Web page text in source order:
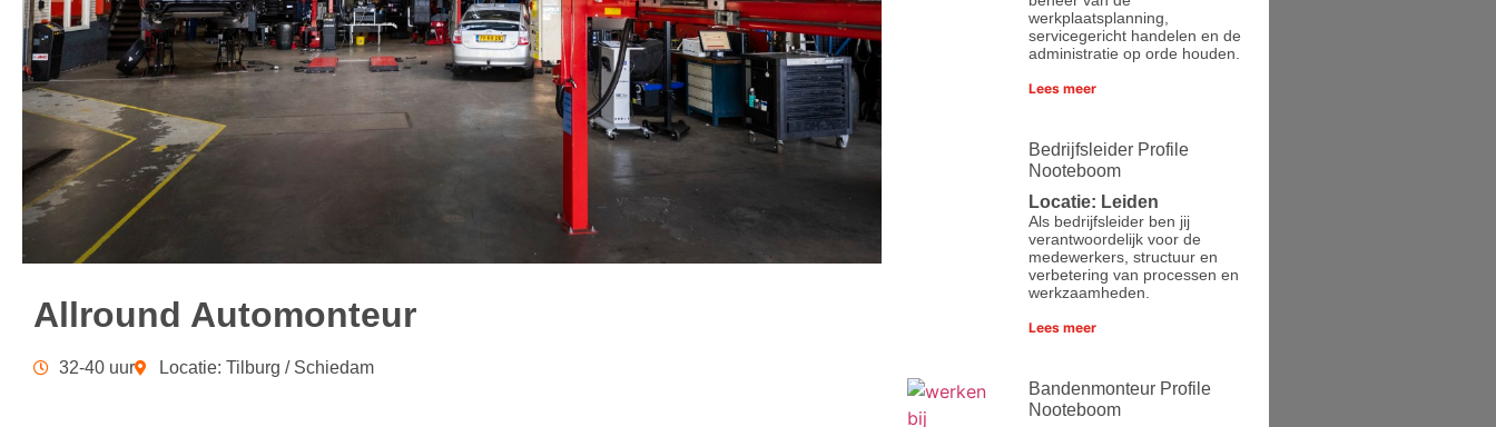
Allround Automonteur
32-40 uur Locatie: Tilburg / Schiedam
werkplaatsplanning,
servicegericht handelen en de
administratie op orde houden.
Lees meer
Bedrijfsleider Profile
Nooteboom
Locatie: Leiden
Als bedrijfsleider ben jij
verantwoordelijk voor de
medewerkers, structuur en
verbetering van processen en
werkzaamheden.
Lees meer
Bandenmonteur Profile
Nooteboom